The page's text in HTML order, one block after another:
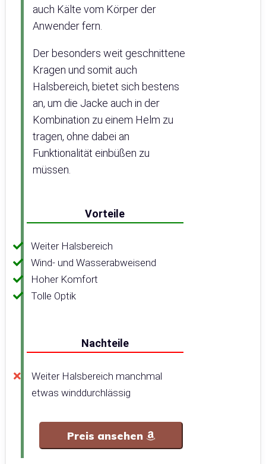
auch Kälte vom Körper der
Anwender fern.
Der besonders weit geschnittene
Kragen und somit auch
Halsbereich, bietet sich bestens
an, um die Jacke auch in der
Kombination zu einem Helm zu
tragen, ohne dabei an
Funktionalität einbüßen zu
müssen.
Vorteile
Weiter Halsbereich
Wind- und Wasserabweisend
Hoher Komfort
Tolle Optik
Nachteile
Weiter Halsbereich manchmal
etwas winddurchlässig
Preis ansehen